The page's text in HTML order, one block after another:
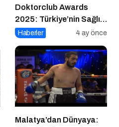
Doktorclub Awards
2025: Türkiye’nin Sağlık
Ödülleri 9. Kez
Haberler 4 ay önce
Malatya’dan Dünyaya: